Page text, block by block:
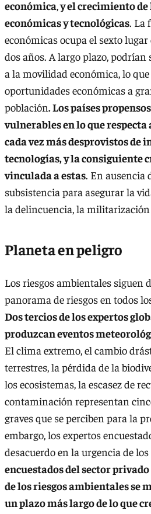
económica,y el crecimiento de
económicas y tecnológicas. La
económicas ocupa el sexto
dos años. A largo plazo,
a la movilidad económica, lo
oportunidades económicas a
población. Los países
vulnerables en lo que
cada vez más desprovistos de
tecnologías, y la consiguiente
vinculada a estas. En ausencia
subsistencia para asegurar la
la delincuencia, la
Planeta en peligro
Los riesgos ambientales siguen
panorama de riesgos en todos
Dos tercios de los expertos
produzcan eventos
El clima extremo, el cambio
terrestres, la pérdida de la
los ecosistemas, la escasez de
contaminación representan
graves que se perciben para la
embargo, los expertos
desacuerdo en la urgencia de
encuestados del sector
de los riesgos ambientales
un plazo más largo de lo que